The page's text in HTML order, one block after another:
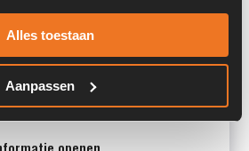
Alles toestaan
Aanpassen
openen